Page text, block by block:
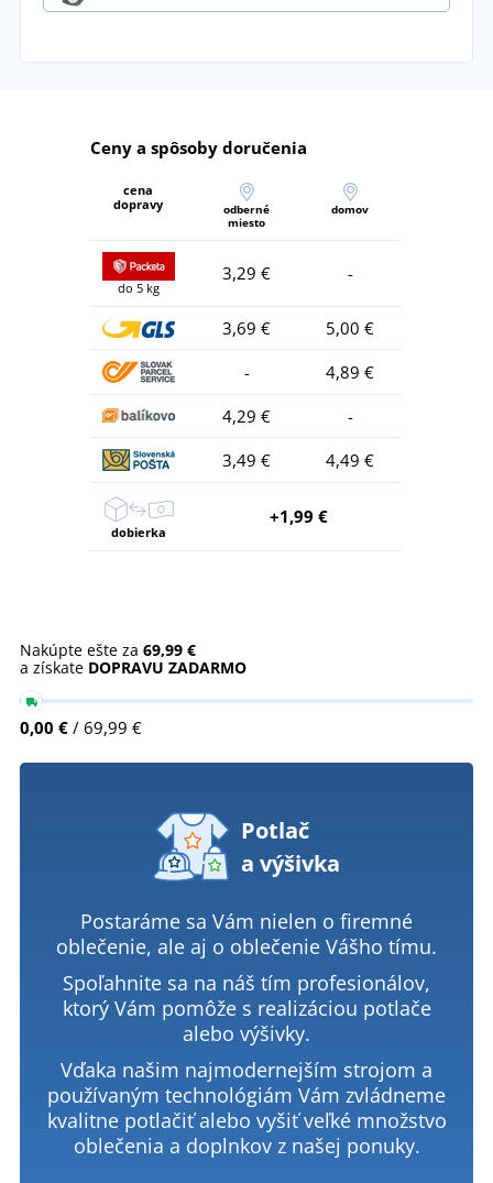
Ceny a spôsoby doručenia
cena
dopravy
odberné
miesto
domov
do 5 kg
3,29 € -
3,69 €
5,00 €
-
4,89 €
4,29 €
-
3,49 €
4,49 €
dobierka
+1,99 €
Nakúpte ešte za 69,99 €
a získate DOPRAVU ZADARMO
0,00 € / 69,99 €
Potlač
a výšivka
Postaráme sa Vám nielen o firemné
oblečenie, ale aj o oblečenie Vášho tímu.
Spoľahnite sa na náš tím profesionálov,
ktorý Vám pomôže s realizáciou potlače
alebo výšivky.
Vďaka našim najmodernejším strojom a
používaným technológiám Vám zvládneme
kvalitne potlačiť alebo vyšiť veľké množstvo
oblečenia a doplnkov z našej ponuky.